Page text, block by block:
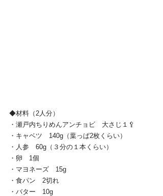
◆材料（2人分）
・瀬戸内ちりめんアンチョビ　大さじ１🥄
・キャベツ　140g（葉っぱ2枚くらい）
・人参　60g（３分の１本くらい）
・卵　1個
・マヨネーズ　15g
・食パン　2切れ
・バター　10g